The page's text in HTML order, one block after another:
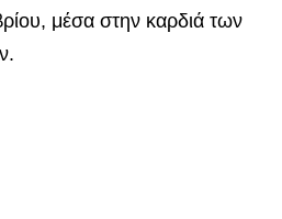
μέσα στην καρδιά των